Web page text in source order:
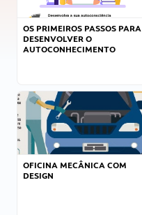
OS PRIMEIROS PASSOS PARA
DESENVOLVER O
AUTOCONHECIMENTO
OFICINA MECÂNICA COM
DESIGN